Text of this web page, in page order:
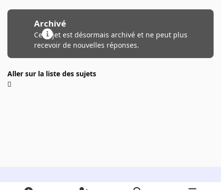
Archivé
Ce sujet est désormais archivé et ne peut plus
recevoir de nouvelles réponses.
Aller sur la liste des sujets